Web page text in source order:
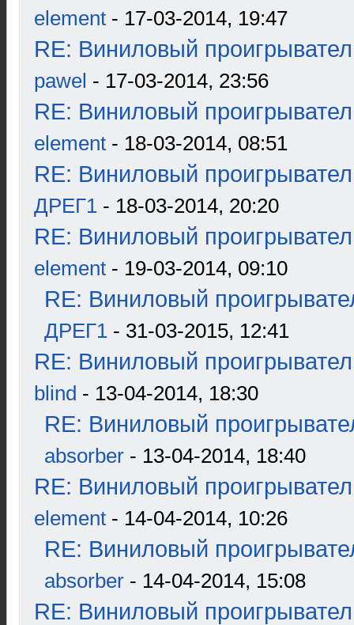
element - 17-03-2014, 19:47
RE: Виниловый
pawel - 17-03-2014, 23:56
RE: Виниловый
element - 18-03-2014, 08:51
RE: Виниловый
ДРЕГ1 - 18-03-2014, 20:20
RE: Виниловый
element - 19-03-2014, 09:10
RE: Виниловый
ДРЕГ1 - 31-03-2015, 12:41
RE: Виниловый
blind - 13-04-2014, 18:30
RE: Виниловый
absorber - 13-04-2014, 18:40
RE: Виниловый
element - 14-04-2014, 10:26
RE: Виниловый
absorber - 14-04-2014, 15:08
RE: Виниловый